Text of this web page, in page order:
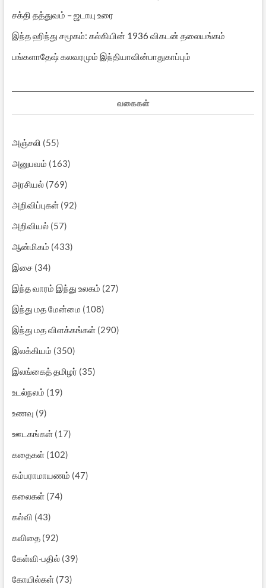
சக்தி தத்துவம் – ஜடாயு உரை
இந்த ஹிந்து சமூகம்: கல்கியின் 1936 விகடன் தலையங்கம்
பங்களாதேஷ் கலவரமும் இந்தியாவின்பாதுகாப்பும்
வகைகள்
அஞ்சலி (55)
அனுபவம் (163)
அரசியல்(769)
அறிவிப்புகள்(92)
அறிவியல்(57)
ஆன்மிகம் (433)
இசை(34)
இந்த வாரம் இந்து உலகம் (27)
இந்து மத மேன்மை (108)
இந்து மத விளக்கங்கள்(290)
இலக்கியம் (350)
இலங்கைத் தமிழர் (35)
உடல்நலம் (19)
உணவு (9)
ஊடகங்கள்(17)
கதைகள்(102)
கம்பராமாயணம் (47)
கலைகள்(74)
கல்வி (43)
கவிதை(92)
கேள்வி-பதில்(39)
கோயில்கள்(73)